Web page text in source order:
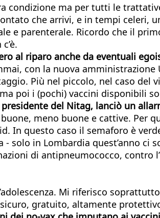
condizione ma per tutti le
che arrivi, e in tempi celeri,
e parenterale. Ricordo che il
al riparo anche da eventuali
con la nuova
Più nel piccolo, nel caso del
poi i (pochi) vaccini disponibili
del Nitag, lanciò un
meno buone e cattive. Per
In questo caso il semaforo è
- solo in Lombardia quest’anno
di antipneumococco, contro
Mi riferisco
gratuito, altamente